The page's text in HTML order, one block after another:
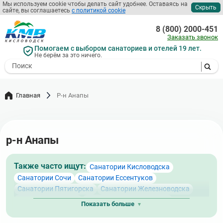
Мы используем cookie чтобы делать сайт удобнее. Оставаясь на
сайте, вы соглашаетесь с политикой cookie Скрыть
Перейти
к
основному
содержанию
Помогаем с выбором санаториев и отелей 19 лет.
Не берём за это ничего.
- I agree to the processing of my
8 (800) 2000-451
Заказать звонок
Главная Р-н Анапы
р-н Анапы
Также часто ищут: Санатории Кисловодска
Санатории Сочи
Санатории Ессентуков
Санатории Пятигорска
Санатории Железноводска
Санатории Адлера
Санатории Лазаревского
Показать больше